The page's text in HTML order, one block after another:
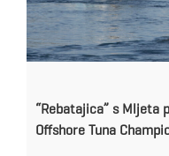
“Rebatajica” s Mljeta
Offshore Tuna